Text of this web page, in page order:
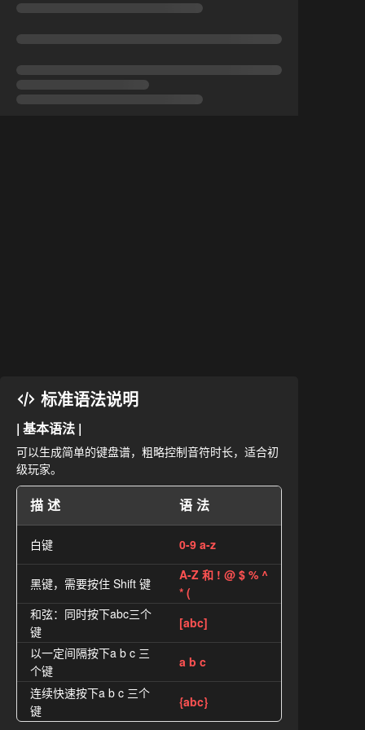
标准语法说明
| 基本语法 |
可以生成简单的键盘谱，粗略控制音符时长，适合初
级玩家。
描述 语法
白键 0-9 a-z
黑键，需要按住 Shift 键
A-Z 和 ! @ $ % ^
* (
和弦：同时按下abc三个
键
[abc]
以一定间隔按下a b c 三
个键
a b c
连续快速按下a b c 三个
键
{abc}